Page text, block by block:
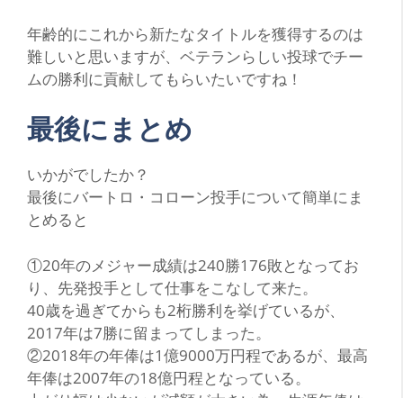
年齢的にこれから新たなタイトルを獲得するのは
難しいと思いますが、ベテランらしい投球でチー
ムの勝利に貢献してもらいたいですね！
最後にまとめ
いかがでしたか？
最後にバートロ・コローン投手について簡単にま
とめると
①20年のメジャー成績は240勝176敗となってお
り、先発投手として仕事をこなして来た。
40歳を過ぎてからも2桁勝利を挙げているが、
2017年は7勝に留まってしまった。
②2018年の年俸は1億9000万円程であるが、最高
年俸は2007年の18億円程となっている。